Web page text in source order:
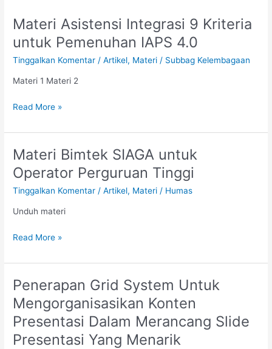
Materi Asistensi Integrasi 9 Kriteria
untuk Pemenuhan IAPS 4.0
Tinggalkan Komentar /Artikel, Materi / Subbag Kelembagaan
Materi 1 Materi 2
Materi
Asistensi
Integrasi
9
Read More »
Materi Bimtek SIAGA untuk
Operator Perguruan Tinggi
Tinggalkan Komentar /Artikel, Materi / Humas
Unduh materi
Materi
Bimtek
SIAGA
untuk
Read More »
Penerapan Grid System Untuk
Mengorganisasikan Konten
Presentasi Dalam Merancang Slide
Presentasi Yang Menarik
Penerapan
Grid
System
Untuk
Mengorganisasikan